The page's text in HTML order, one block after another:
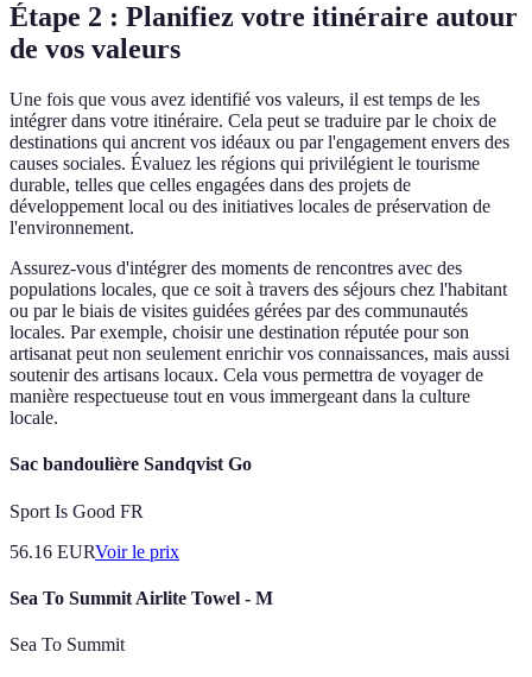
Étape 2 : Planifiez votre itinéraire autour
de vos valeurs
Une fois que vous avez identifié vos valeurs, il est temps de les
intégrer dans votre itinéraire. Cela peut se traduire par le choix de
destinations qui ancrent vos idéaux ou par l'engagement envers des
causes sociales. Évaluez les régions qui privilégient le tourisme
durable, telles que celles engagées dans des projets de
développement local ou des initiatives locales de préservation de
l'environnement.
Assurez-vous d'intégrer des moments de rencontres avec des
populations locales, que ce soit à travers des séjours chez l'habitant
ou par le biais de visites guidées gérées par des communautés
locales. Par exemple, choisir une destination réputée pour son
artisanat peut non seulement enrichir vos connaissances, mais aussi
soutenir des artisans locaux. Cela vous permettra de voyager de
manière respectueuse tout en vous immergeant dans la culture
locale.
Sac bandoulière Sandqvist Go
Sport Is Good FR
56.16 EURVoir le prix
Sea To Summit Airlite Towel - M
Sea To Summit